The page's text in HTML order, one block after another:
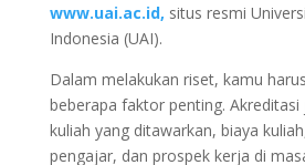
www.uai.ac.id, situs resmi
Indonesia (UAI).
Dalam melakukan riset, kamu
beberapa faktor penting.
kuliah yang ditawarkan, biaya
pengajar, dan prospek kerja di